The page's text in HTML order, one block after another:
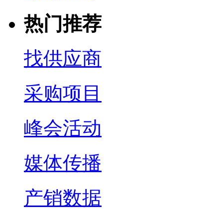
热门推荐
找供应商
采购项目
峰会活动
媒体传播
产销数据